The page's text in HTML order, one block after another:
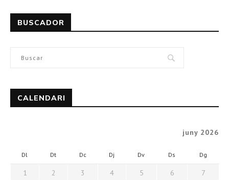
BUSCADOR
CALENDARI
juny 2026
Dl Dt Dc Dj Dv Ds Dg
1 2 3 4 5 6
7